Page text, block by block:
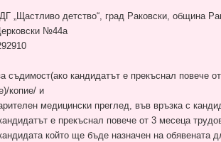
„Щастливо детство“, град Раковски, община
№44а
съдимост(ако кандидатът е прекъснал повече
копие/ и
медицински преглед, във връзка с
е прекъснал повече от 3 месеца
който ще бъде назначен на обявената